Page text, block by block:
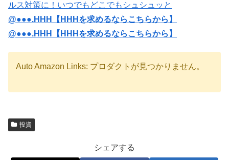
ルス対策に！いつでもどこでもシュシュッと
@●●●.HHH【HHHを求めるならこちらから】
@●●●.HHH【HHHを求めるならこちらから】
Auto Amazon Links: プロダクトが見つかりません。
投資
シェアする